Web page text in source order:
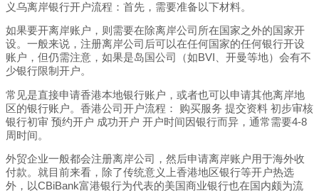
义乌离岸银行开户流程：首先，需要准备以下材料。
如果要开离岸账户，则需要在除离岸公司所在国家之外的国家开
设。一般来说，注册离岸公司后可以在任何国家的任何银行开设
账户，但仍需注意，如果是岛国公司（如BVI、开曼等地）会有不
少银行限制开户。
常见是直接申请香港本地银行账户，或者也可以申请其他离岸地
区的银行账户。香港公司开户流程： 购买服务 提交资料 初步审核
银行初审 预约开户 成功开户 开户时间因银行而异，通常需要4-8
周时间。
外贸企业一般都会注册离岸公司，然后申请离岸账户用于海外收
付款。就目前来看，除了传统意义上香港地区银行等开户热选
外，以CBiBank富港银行为代表的美国商业银行也在国内颇为流